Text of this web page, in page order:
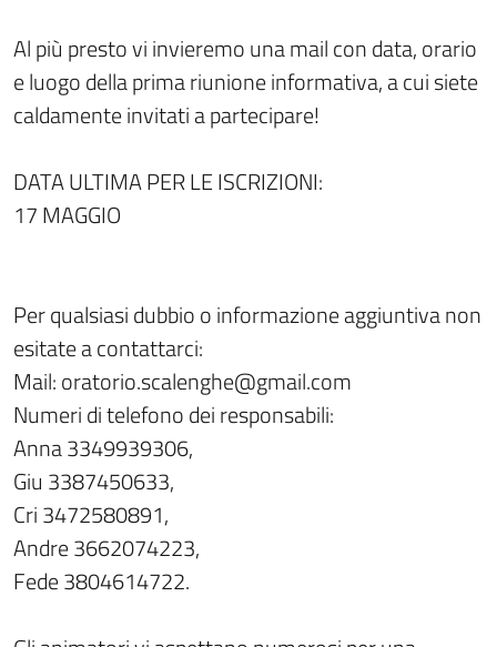
Al più presto vi invieremo una mail con data, orario
e luogo della prima riunione informativa, a cui siete
caldamente invitati a partecipare!
DATA ULTIMA PER LE ISCRIZIONI:
17 MAGGIO
Per qualsiasi dubbio o informazione aggiuntiva non
esitate a contattarci:
Mail: oratorio.scalenghe@gmail.com
Numeri di telefono dei responsabili:
Anna 3349939306,
Giu 3387450633,
Cri 3472580891,
Andre 3662074223,
Fede 3804614722.